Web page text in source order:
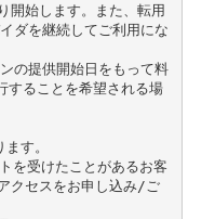
始します。また、転用
ダを継続してご利用にな
の提供開始日をもって料
することを希望される場
す。
を受けたことがあるお客
セスをお申し込み/ご